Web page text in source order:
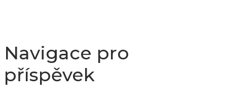
Navigace pro
příspěvek